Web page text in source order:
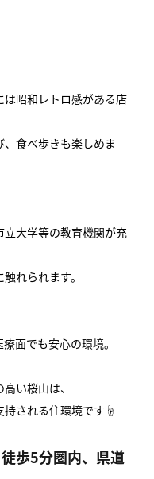
は昭和レトロ感がある店
食べ歩きも楽しめま
大学等の教育機関が充
れられます。
療面でも安心の環境。
い桜山は、
持される住環境です☝
歩5分圏内、県道